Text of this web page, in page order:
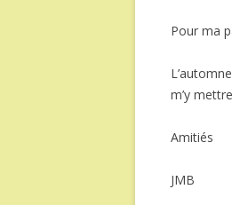
Pour ma
m’y
Amitiés
JMB